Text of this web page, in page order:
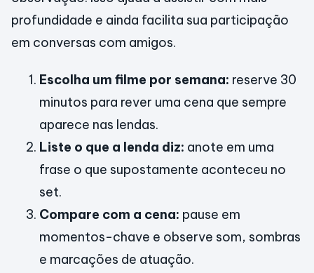
profundidade e ainda facilita sua participação
em conversas com amigos.
Escolha um filme por semana: reserve 30
minutos para rever uma cena que sempre
aparece nas lendas.
Liste o que a lenda diz: anote em uma
frase o que supostamente aconteceu no
set.
Compare com a cena: pause em
momentos-chave e observe som, sombras
e marcações de atuação.